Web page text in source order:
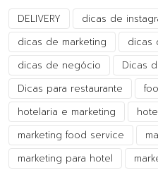
DELIVERY dicas de
dicas de marketing
dicas
dicas de negócio
Dicas
Dicas para restaurante
hotelaria e marketing
marketing food service
marketing para hotel